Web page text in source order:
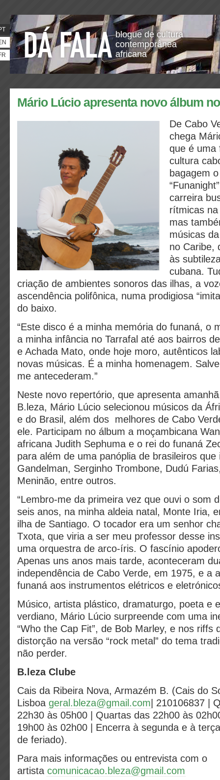
blogue de cultura
contemporânea
africana
Mário Lúcio apresenta novo álbum
De Cabo
chega
que é uma
cultura
bagagem
carreira
rítmicas
mas
músicas
no Caribe,
às
cubana.
criação de ambientes sonoros das ilhas, a
ascendência polifônica, numa prodigiosa
do baixo.
“Este disco é a minha memória do funaná, o
a minha infância no Tarrafal até aos bairros
e Achada Mato, onde hoje moro, autênticos
novas músicas. É a minha homenagem.
me antecederam.”
Neste novo repertório, que apresenta
B.leza, Mário Lúcio selecionou músicos da
e do Brasil, além dos melhores de Cabo
ele. Participam no álbum a moçambicana
africana Judith Sephuma e o rei do funaná
para além de uma panóplia de brasileiros que
Gandelman, Serginho Trombone, Dudú
Meninão, entre outros.
“Lembro-me da primeira vez que ouvi o som
seis anos, na minha aldeia natal, Monte Iria,
ilha de Santiago. O tocador era um senhor
Txota, que viria a ser meu professor desse
uma orquestra de arco-íris. O fascínio
Apenas uns anos mais tarde, aconteceram
independência de Cabo Verde, em 1975, e a
funaná aos instrumentos elétricos e
Músico, artista plástico, dramaturgo, poeta e
verdiano, Mário Lúcio surpreende com uma
“Who the Cap Fit”, de Bob Marley, e nos riffs
distorção na versão “rock metal” do tema
não perder.
B.leza Clube
Cais da Ribeira Nova, Armazém B. (Cais do
Lisboa geral.bleza@gmail.com | 210106837 |
22h30 às 05h00 | Quartas das 22h00 às
19h00 às 02h00 | Encerra à segunda e à
de feriado).
Para mais informações ou entrevista com o
artista comunicacao.bleza@gmail.com